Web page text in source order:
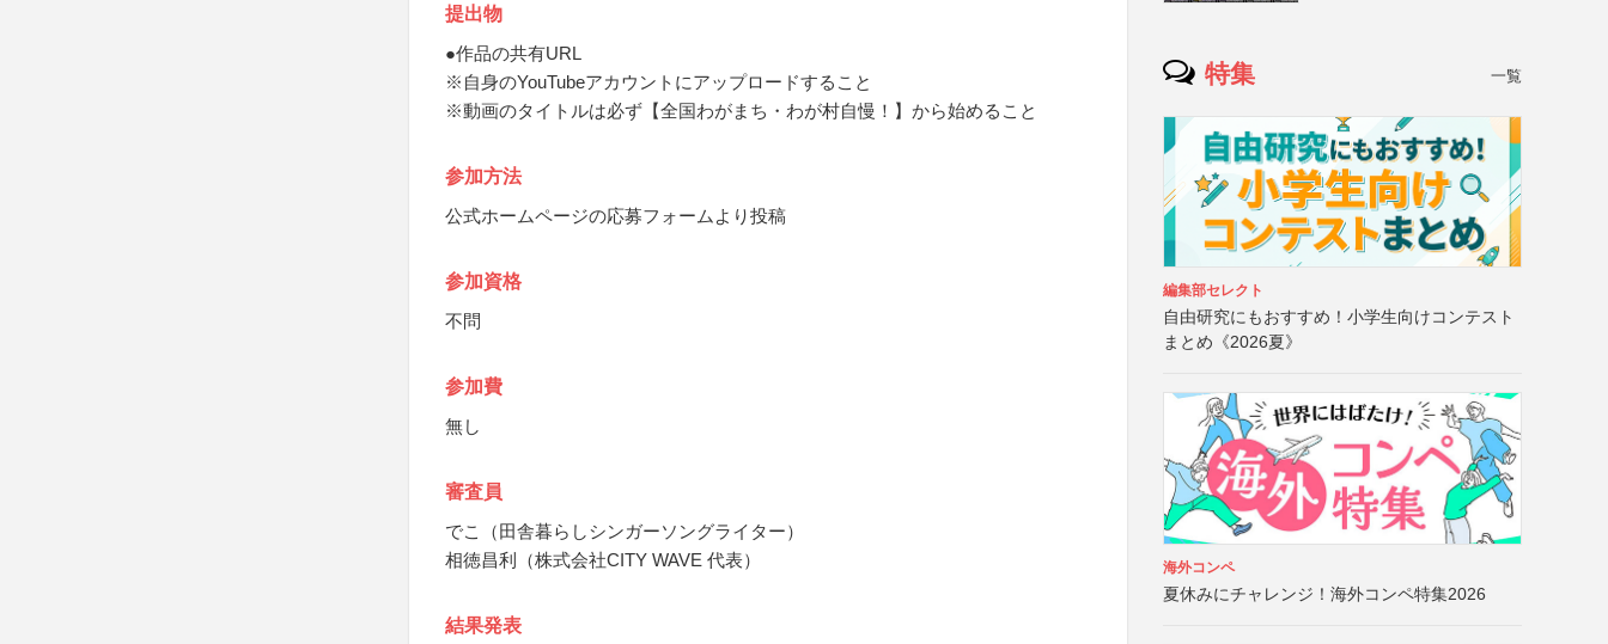
提出物
●作品の共有URL
※自身のYouTubeアカウントにアップロードすること
※動画のタイトルは必ず【全国わがまち・わが村自慢！】から始めること
参加方法
公式ホームページの応募フォームより投稿
参加資格
不問
参加費
無し
審査員
でこ（田舎暮らしシンガーソングライター）
相徳昌利（株式会社CITY WAVE 代表）
結果発表
特集 一覧
編集部セレクト
自由研究にもおすすめ！小学生向けコンテスト
まとめ《2026夏》
海外コンペ
夏休みにチャレンジ！海外コンペ特集2026